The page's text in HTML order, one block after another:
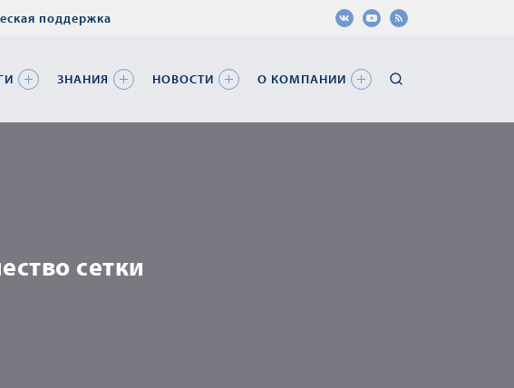
поддержка
ЗНАНИЯ НОВОСТИ О КОМПАНИИ
сетки